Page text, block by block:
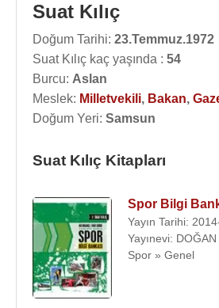
Suat Kılıç
Doğum Tarihi: 23.Temmuz.1972
Suat Kılıç kaç yaşında : 54
Burcu: Aslan
Meslek: Milletvekili, Bakan,
Doğum Yeri: Samsun
Suat Kılıç Kitapları
Spor Bilgi
Yayın Tarihi:
Yayınevi:
Spor » Genel